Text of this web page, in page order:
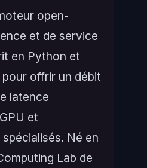
open-
et de service
en Python et
offrir un débit
latence
et
Né en
Lab de